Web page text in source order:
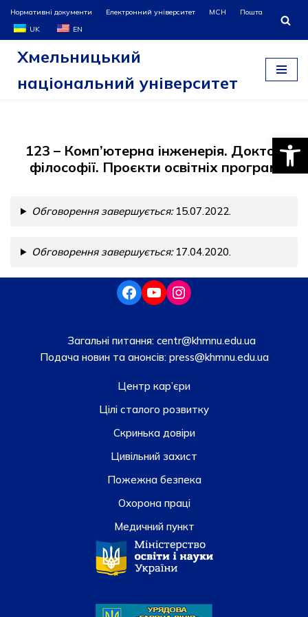
Перейти
до
Нормативні документи Електронний університет МСН
Пошта
UK
EN
Хмельницький
національний університет
123 – Комп’ютерна інженерія. Доктор
філософії. Проєкти освітніх програм
Обговорення завершується:15.07.2022.
Обговорення завершується:17.04.2020.
Загальні питання: centr@khmnu.edu.ua
Подача новин та анонсів:press@khmnu.edu.ua
Центр кар’єри
Цілі сталого розвитку
Скринька довiри
Цивільний захист
Пожежна безпека
Охорона праці
Медичний пункт